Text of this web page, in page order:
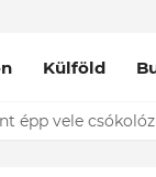
Külföld
épp vele